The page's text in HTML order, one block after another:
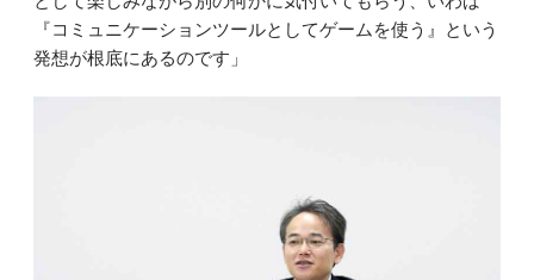
『コミュニケーションツールとしてゲームを使う』という
発想が根底にあるのです」